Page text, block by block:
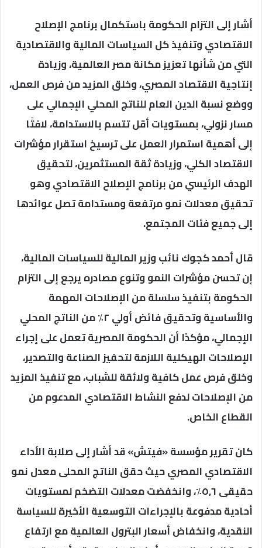
أشار إلى التزام الحكومة باستكمال برنامج الإصلاح
الاقتصادي وتنفيذ كل السياسات المالية والاقتصادية
التي من شأنها تعزيز مكانة مصر العالمية، وزيادة
إنتاجية الاقتصاد المصري، وخلق المزيد من فرص العمل،
ووضع نسبة الدين العام للناتج المحلي الإجمالي على
مسار نزولي، بمستويات أقل تتسم بالاستدامة، لافتًا
إلى أهمية استمرار العمل على ترسيخ استقرار مؤشرات
الاقتصاد الكلي، وزيادة ثقة المستثمرين، لتحقيق
الهدف الرئيسي من برنامج الإصلاح الاقتصادي وهو
تحقيق معدلات نمو مرتفعة ومستدامة تصل عوائدها
إلى جميع فئات المجتمع.
قال أحمد كجوك نائب وزير المالية للسياسات المالية،
إن تحسن مؤشرات النمو وتنوع مصادره يرجع إلى التزام
الحكومة بتنفيذ سلسلة من الإصلاحات المهمة
والأساسية وتحقيق فائض أولي ٢٪ من الناتج المحلي
الإجمالي، مؤكدًا أن الحكومة المصرية تعمل على إجراء
الإصلاحات الهيكلية اللازمة لتحفيز الصناعة والتصدير،
وخلق فرص عمل كافية ولائقة للشباب، مع تنفيذ المزيد
من الإصلاحات لدفع النشاط الاقتصادي المدعوم من
القطاع الخاص.
كان تقرير مؤسسة «فيتش» قد أشار إلى صلابة الأداء
الاقتصادي المصري حيث حقق الناتج المحلى معدل نمو
حقيقى ٥,٦٪، وانخفضت معدلات التضخم لمستويات
أحادية مدفوعة بالإجراءات التوسعية الأخيرة للسياسة
النقدية، وانخفاض أسعار البترول العالمية مع ارتفاع